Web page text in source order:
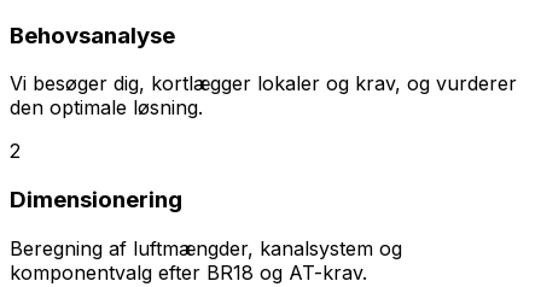
Behovsanalyse
Vi besøger dig, kortlægger lokaler og krav, og vurderer
den optimale løsning.
2
Dimensionering
Beregning af luftmængder, kanalsystem og
komponentvalg efter BR18 og AT-krav.